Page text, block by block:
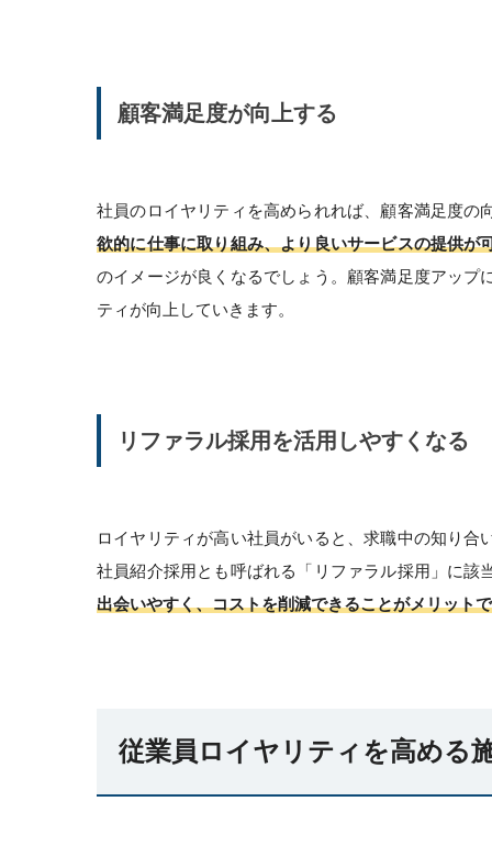
顧客満足度が向上する
社員のロイヤリティを高められれば、顧客満足度の
欲的に仕事に取り組み、より良いサービスの提供が
のイメージが良くなるでしょう。顧客満足度アッ
ティが向上していきます。
リファラル採用を活用しやすくなる
ロイヤリティが高い社員がいると、求職中の知り
社員紹介採用とも呼ばれる「リファラル採用」に該
出会いやすく、コストを削減できることがメリット
従業員ロイヤリティを高める